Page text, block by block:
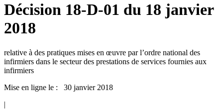
Décision 18-D-01 du 18 janvier
2018
relative à des pratiques mises en œuvre par l’ordre national des
infirmiers dans le secteur des prestations de services fournies aux
infirmiers
Mise en ligne le : 30 janvier 2018
|